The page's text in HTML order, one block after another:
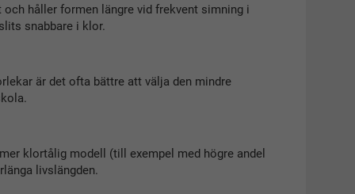
håller formen längre vid frekvent simning i
snabbare i klor.
är det ofta bättre att välja den mindre
klortålig modell (till exempel med högre andel
livslängden.